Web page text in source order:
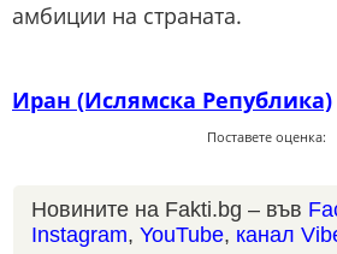
амбиции на страната.
Иран (Ислямска Република)
Поставете оценка:
Новините на Fakti.bg – във
Instagram, YouTube, канал